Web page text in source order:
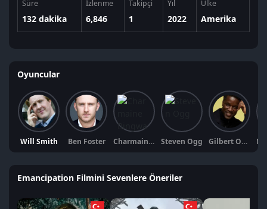
Süre
132 dakika
İzlenme
6,846
Takipçi
1
Yıl
2022
Ülke
Amerika
Oyuncular
Will Smith Ben Foster Charmaine Bingwa Steven Ogg Gilbert Owuor
Emancipation Filmini Sevenlere Öneriler